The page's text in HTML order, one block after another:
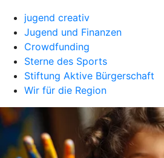
jugend creativ
Jugend und Finanzen
Crowdfunding
Sterne des Sports
Stiftung Aktive Bürgerschaft
Wir für die Region